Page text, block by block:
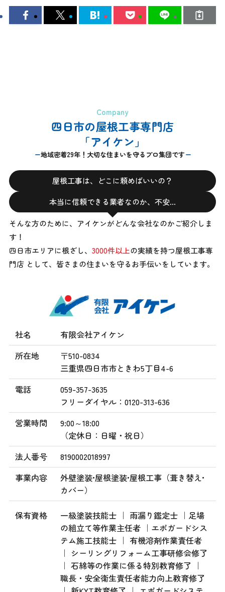
Company
四日市の屋根工事専門店
「アイケン」
地域密着29年！大切な住まいを守るプロ集団です
屋根工事は、どこに頼めばいいの？
本当に信頼できる業者なのか、不安…
そんな方のために、アイケンがどんな会社なのかご紹介しま
す！
四日市エリアに根ざし、 3000件以上の実績を持つ屋根工事専
門店 として、 皆さまの住まいを守るお手伝いをしています。
社名
有限会社アイケン
所在地
〒510-0834
三重県四日市市ときわ5丁目4-6
電話
059-357-3635
フリーダイヤル：0120-313-636
営業時間
9:00～18:00
（定休日：日曜・祝日）
法人番号
8190002018997
事業内容
外壁塗装•屋根塗装•屋根工事（葺き替え•
カバー）
保有資格
一級塗装技能士 ｜ 雨漏り鑑定士 ｜足場
の組立て等作業主任者 ｜エポガードシス
テム施工技能士 ｜ 有機溶剤作業責任者
｜ シーリングリフォーム工事研修会修了
｜ 石綿等の作業に係る特別教育修了 ｜
職長・安全衛生責任者能力向上教育修了